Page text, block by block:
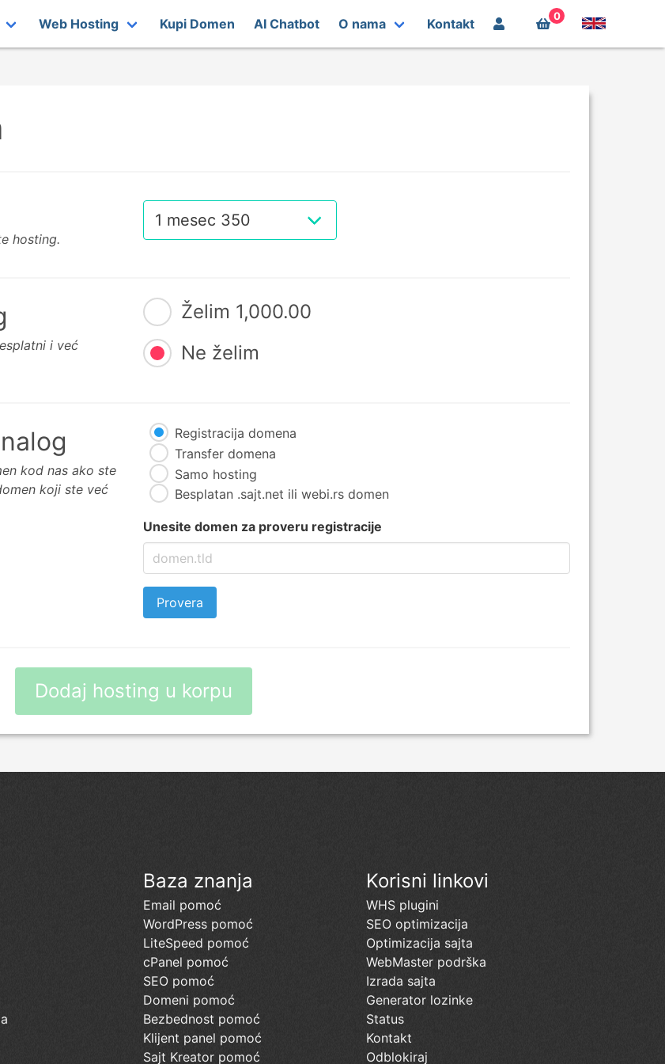
Web Hosting Kupi Domen AI Chatbot O nama Kontakt 0
hosting.
i već
Želim 1,000.00
Ne želim
kod nas ako ste
koji ste već
Registracija domena
Transfer domena
Samo hosting
Besplatan .sajt.net ili webi.rs domen
Unesite domen za proveru registracije
Provera
Dodaj hosting u korpu
Baza znanja
Email pomoć
WordPress pomoć
LiteSpeed pomoć
cPanel pomoć
SEO pomoć
Domeni pomoć
Bezbednost pomoć
Klijent panel pomoć
Sajt Kreator pomoć
Korisni linkovi
WHS plugini
SEO optimizacija
Optimizacija sajta
WebMaster podrška
Izrada sajta
Generator lozinke
Status
Kontakt
Odblokiraj